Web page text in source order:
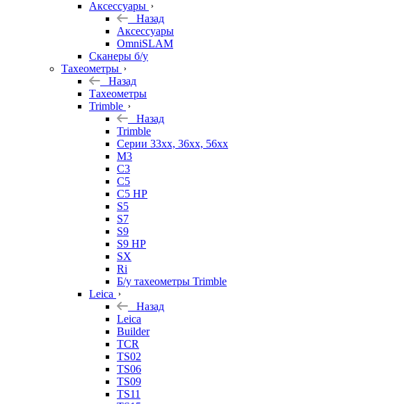
Аксессуары
Назад
Аксессуары
OmniSLAM
Сканеры б/у
Тахеометры
Назад
Тахеометры
Trimble
Назад
Trimble
Серии 33xx, 36xx, 56xx
M3
C3
C5
C5 HP
S5
S7
S9
S9 HP
SX
Ri
Б/у тахеометры Trimble
Leica
Назад
Leica
Builder
TCR
TS02
TS06
TS09
TS11